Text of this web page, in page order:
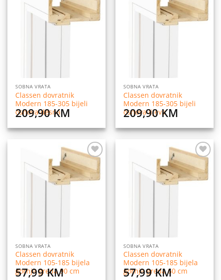
Dodaj
na
listu
SOBNA VRATA
Classen dovratnik
Modern 185-305 bijeli
osnova desna
209,90KM
Dodaj
na
listu
SOBNA VRATA
Classen dovratnik
Modern 185-305 bijeli
osnova lijeva
209,90KM
Dodaj
na
listu
SOBNA VRATA
Classen dovratnik
Modern 105-185 bijela
gornja greda 90 cm
57,99KM
Dodaj
na
listu
SOBNA VRATA
Classen dovratnik
Modern 105-185 bijela
gornja greda 60 cm
57,99KM